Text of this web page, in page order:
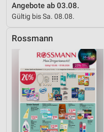
Angebote ab 03.08.
Gültig bis Sa. 08.08.
Rossmann